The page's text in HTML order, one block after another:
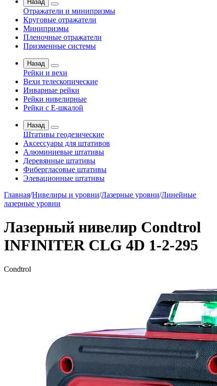
Назад
Отражатели и минипризмы
Круговые отражатели
Минипризмы
Пленочные отражатели
Призменные системы
Назад
Рейки и вехи
Вехи телескопические
Инварные рейки
Рейки нивелирные
Рейки с Е-шкалой
Назад
Штативы геодезические
Аксессуары для штативов
Алюминиевые штативы
Деревянные штативы
Фибергласовые штативы
Элевационные штативы
Главная/Нивелиры и уровни/Лазерные уровни/Линейные
лазерные уровни
Лазерный нивелир Condtrol
INFINITER CLG 4D 1-2-295
Condtrol